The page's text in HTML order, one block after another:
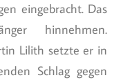
eingebracht. Das
hinnehmen.
Lilith setzte er in
Schlag gegen